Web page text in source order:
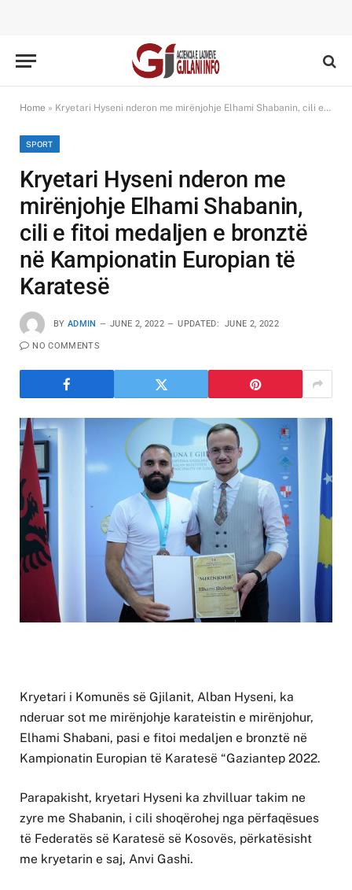
Home » Kryetari Hyseni nderon me mirënjohje Elhami Shabanin, cili e fitoi medaljen e bronztë në Kampionatin Europian të Karatesë
SPORT
Kryetari Hyseni nderon me
mirënjohje Elhami Shabanin,
cili e fitoi medaljen e bronztë
në Kampionatin Europian të
Karatesë
BY ADMIN JUNE 2, 2022 UPDATED: JUNE 2, 2022
NO COMMENTS
Kryetari i Komunës së Gjilanit, Alban Hyseni, ka
nderuar sot me mirënjohje karateistin e mirënjohur,
Elhami Shabani, pasi e fitoi medaljen e bronztë në
Kampionatin Europian të Karatesë “Gaziantep 2022.
Parapakisht, kryetari Hyseni ka zhvilluar takim ne
zyre me Shabanin, i cili shoqërohej nga përfaqësues
të Federatës së Karatesë së Kosovës, përkatësisht
me kryetarin e saj, Anvi Gashi.